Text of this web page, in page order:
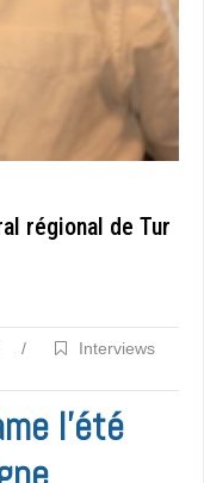
régional de Tur
/
Interviews
l’été